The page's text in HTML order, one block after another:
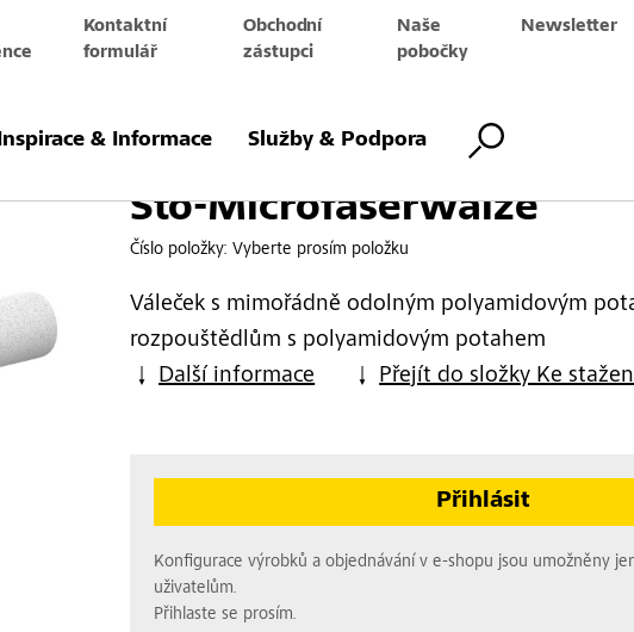
Kontaktní
formulář
Obchodní
zástupci
Naše
pobočky
Newsletter
Inspirace & Informace Služby & Podpora
Sto-Microfaserwalze
Číslo položky:Vyberte prosím položku
Váleček s mimořádně odolným polyamidovým
rozpouštědlům s polyamidovým potahem
Další informace
Přejít do složky Ke
Přihlásit
Konfigurace výrobků a objednávání v e-shopu jsou umožněny
uživatelům.
Přihlaste se prosím.